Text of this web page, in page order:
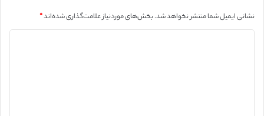
نشانی ایمیل شما منتشر نخواهد شد.بخش‌های موردنیاز علامت‌گذاری شده‌اند*